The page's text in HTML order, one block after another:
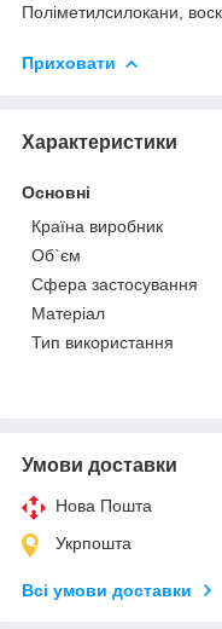
Поліметилсилокани,
Приховати
Характеристики
Основні
Країна виробник
Об`єм
Сфера застосування
Матеріал
Тип використання
Умови доставки
Нова Пошта
Укрпошта
Всі умови доставки